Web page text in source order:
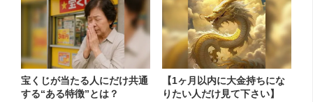
宝くじが当たる人にだけ共通
する“ある特徴”とは？
【1ヶ月以内に大金持ちにな
りたい人だけ見て下さい】